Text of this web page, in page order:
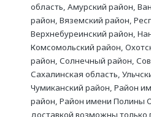
область, Амурский район,
район, Вяземский район,
Верхнебуреинский район,
Комсомольский район,
район, Солнечный район,
Сахалинская область,
Чумиканский район, Район
район, Район имени Полины
доставкой возможны только